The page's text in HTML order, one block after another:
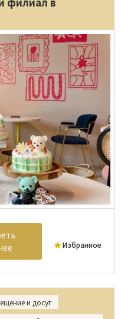
Избранное
и досуг